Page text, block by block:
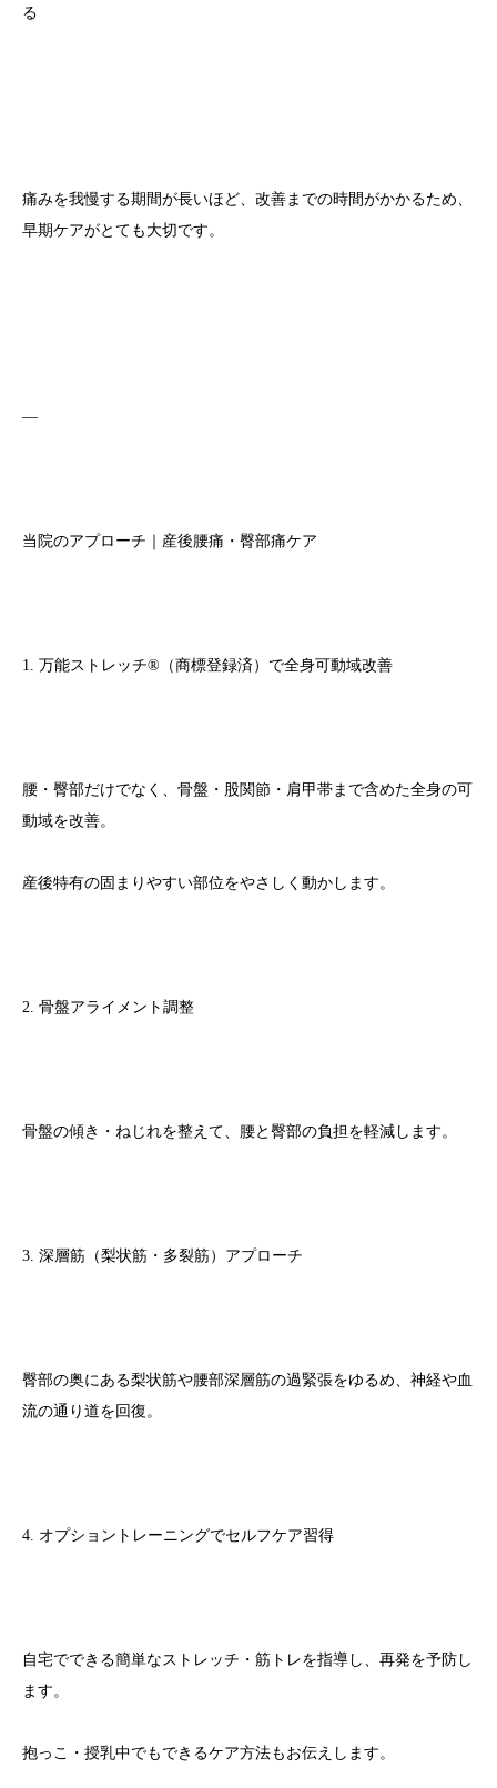
る
痛みを我慢する期間が長いほど、改善までの時間がかかるため、
早期ケアがとても大切です。
—
当院のアプローチ｜産後腰痛・臀部痛ケア
1. 万能ストレッチ®（商標登録済）で全身可動域改善
腰・臀部だけでなく、骨盤・股関節・肩甲帯まで含めた全身の可
動域を改善。
産後特有の固まりやすい部位をやさしく動かします。
2. 骨盤アライメント調整
骨盤の傾き・ねじれを整えて、腰と臀部の負担を軽減します。
3. 深層筋（梨状筋・多裂筋）アプローチ
臀部の奥にある梨状筋や腰部深層筋の過緊張をゆるめ、神経や血
流の通り道を回復。
4. オプショントレーニングでセルフケア習得
自宅でできる簡単なストレッチ・筋トレを指導し、再発を予防し
ます。
抱っこ・授乳中でもできるケア方法もお伝えします。